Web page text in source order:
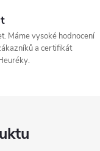
Máme vysoké hodnocení
a certifikát